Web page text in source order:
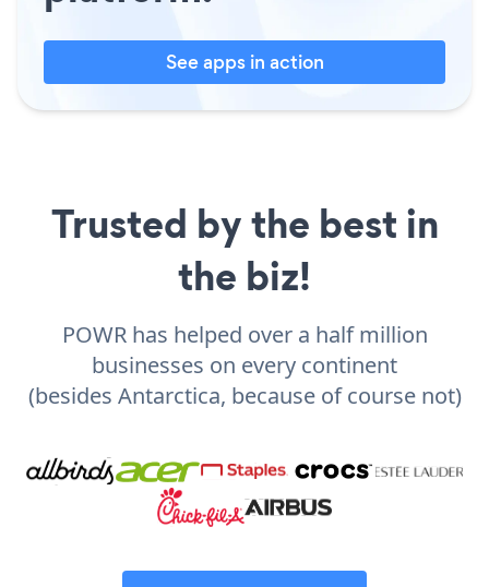
See apps in action
Trusted by the best in
the biz!
POWR has helped over a half million
businesses on every continent
(besides Antarctica, because of course not)